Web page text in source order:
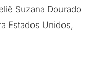
Suzana Dourado
Estados Unidos,